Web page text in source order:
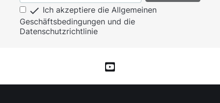
 Ich akzeptiere die Allgemeinen
Geschäftsbedingungen und die
Datenschutzrichtlinie